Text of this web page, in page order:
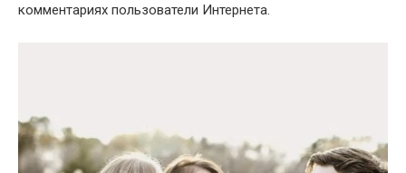
комментариях пользователи Интернета.